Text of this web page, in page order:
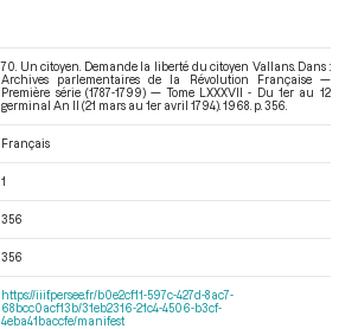
70. Un citoyen. Demande la liberté du citoyen Vallans. Dans :
Archives parlementaires de la Révolution Française —
Première série (1787-1799) — Tome LXXXVII - Du 1er au 12
germinal An II (21 mars au 1er avril 1794) . 1968. p. 356.
Français
1
356
356
https://iiif.persee.fr/b0e2cf11-597c-427d-8ac7-
68bcc0acf13b/31eb2316-21c4-4506-b3cf-
4eba41baccfe/manifest